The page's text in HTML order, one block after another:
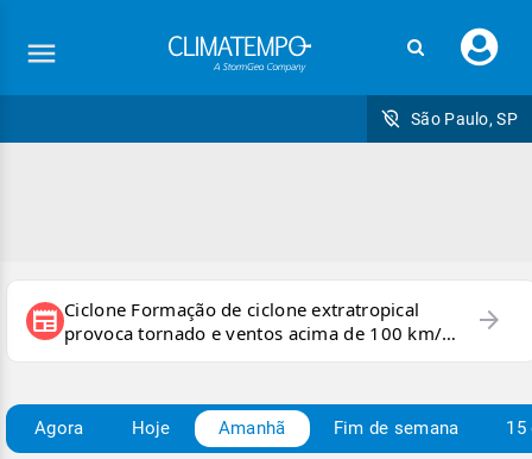
seu
São Paulo, SP
newspaper Ciclone Formação de ciclone extratropical
provoca tornado e ventos acima de 100 km/h
no RS
arrow_forward
Agora Hoje Amanhã Fim de semana 15